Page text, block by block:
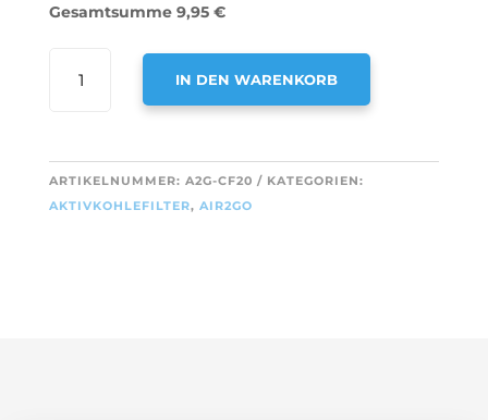
Gesamtsumme 9,95 €
AKTIVKOHLEFILTER
E3CFF57
MENGE
IN DEN WARENKORB
T
E
ARTIKELNUMMER: A2G-CF20
KATEGORIEN:
AKTIVKOHLEFILTER, AIR2GO